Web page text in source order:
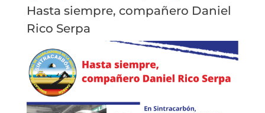
Hasta siempre, compañero Daniel
Rico Serpa